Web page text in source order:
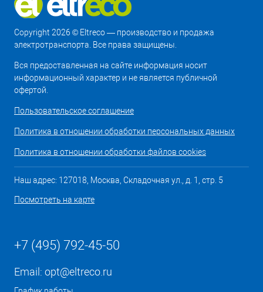
Copyright 2026 © Eltreco — производство и продажа
электротранспорта. Все права защищены.
Вся предоставленная на сайте информация носит
информационный характер и не является публичной
офертой.
Пользовательское соглашение
Политика в отношении обработки персональных данных
Политика в отношении обработки файлов cookies
Наш адрес: 127018, Москва, Складочная ул., д. 1, стр. 5
Посмотреть на карте
+7 (495) 792-45-50
Email: opt@eltreco.ru